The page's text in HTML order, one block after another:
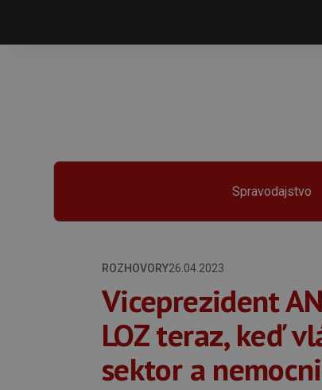
Spravodajstvo
ROZHOVORY26.04.2023
Viceprezident
LOZ teraz, keď
sektor a